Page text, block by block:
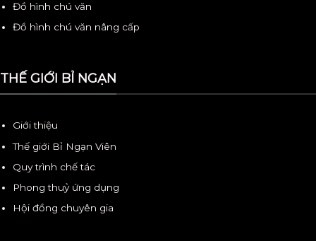
Đồ hình chú văn
Đồ hình chú văn nâng cấp
THẾ GIỚI BỈ NGẠN
Giới thiệu
Thế giới Bỉ Ngạn Viên
Quy trình chế tác
Phong thuỷ ứng dụng
Hội đồng chuyên gia